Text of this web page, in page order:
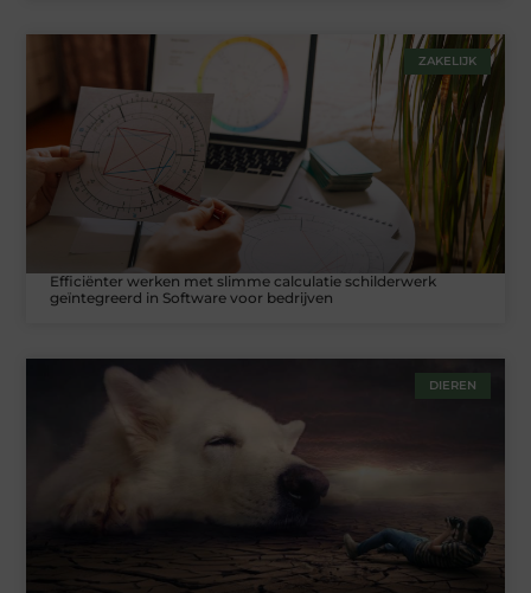
ZAKELIJK
Efficiënter werken met slimme calculatie schilderwerk
geïntegreerd in Software voor bedrijven
DIEREN